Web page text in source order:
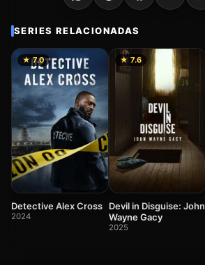
SERIES RELACIONADAS
★ 7.0
Detective Alex Cross
2024
★ 7.6
Devil in Disguise: John
Wayne Gacy
2025